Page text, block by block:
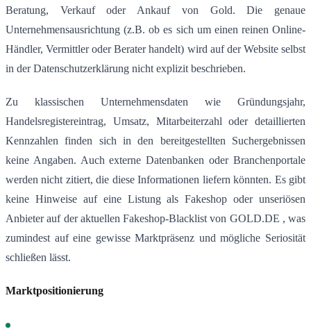
Beratung, Verkauf oder Ankauf von Gold. Die genaue
Unternehmensausrichtung (z.B. ob es sich um einen reinen Online-
Händler, Vermittler oder Berater handelt) wird auf der Website selbst
in der Datenschutzerklärung nicht explizit beschrieben.
Zu klassischen Unternehmensdaten wie Gründungsjahr,
Handelsregistereintrag, Umsatz, Mitarbeiterzahl oder detaillierten
Kennzahlen finden sich in den bereitgestellten Suchergebnissen
keine Angaben. Auch externe Datenbanken oder Branchenportale
werden nicht zitiert, die diese Informationen liefern könnten. Es gibt
keine Hinweise auf eine Listung als Fakeshop oder unseriösen
Anbieter auf der aktuellen Fakeshop-Blacklist von GOLD.DE , was
zumindest auf eine gewisse Marktpräsenz und mögliche Seriosität
schließen lässt.
Marktpositionierung